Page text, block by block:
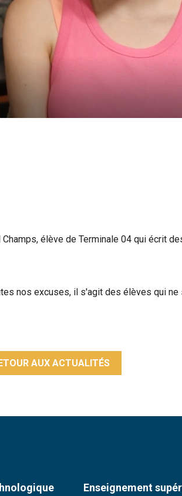
élève de Terminale 04 qui écrit
nos excuses, il s'agit des élèves qui ne
AUX ACTUALITÉS
Enseignement